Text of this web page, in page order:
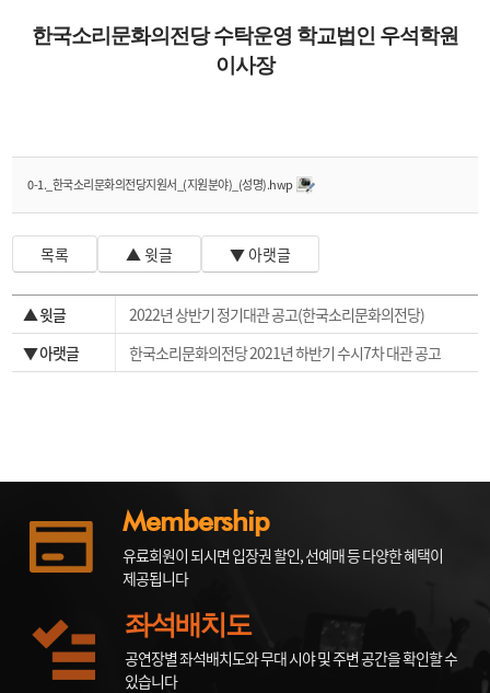
한국소리문화의전당 수탁운영 학교법인 우석학원
이사장
0-1._한국소리문화의전당지원서_(지원분야)_(성명).hwp
목록 ▲ 윗글 ▼ 아랫글
▲ 윗글
2022년 상반기 정기대관 공고(한국소리문화의전당)
▼ 아랫글
한국소리문화의전당 2021년 하반기 수시7차 대관 공고
Membership
유료회원이 되시면 입장권 할인, 선예매 등 다양한 혜택이
제공됩니다
좌석배치도
공연장별 좌석배치도와 무대 시야 및 주변 공간을 확인할 수
있습니다